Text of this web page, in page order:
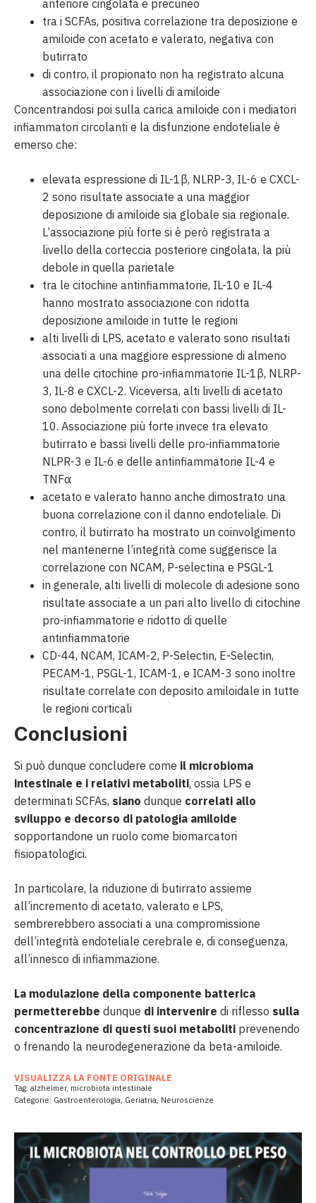
anteriore cingolata e precuneo
tra i SCFAs, positiva correlazione tra deposizione e
amiloide con acetato e valerato, negativa con
butirrato
di contro, il propionato non ha registrato alcuna
associazione con i livelli di amiloide
Concentrandosi poi sulla carica amiloide con i mediatori
infiammatori circolanti e la disfunzione endoteliale è
emerso che:
elevata espressione di IL-1β, NLRP-3, IL-6 e CXCL-
2 sono risultate associate a una maggior
deposizione di amiloide sia globale sia regionale.
L’associazione più forte si è però registrata a
livello della corteccia posteriore cingolata, la più
debole in quella parietale
tra le citochine antinfiammatorie, IL-10 e IL-4
hanno mostrato associazione con ridotta
deposizione amiloide in tutte le regioni
alti livelli di LPS, acetato e valerato sono risultati
associati a una maggiore espressione di almeno
una delle citochine pro-infiammatorie IL-1β, NLRP-
3, IL-8 e CXCL-2. Viceversa, alti livelli di acetato
sono debolmente correlati con bassi livelli di IL-
10. Associazione più forte invece tra elevato
butirrato e bassi livelli delle pro-infiammatorie
NLPR-3 e IL-6 e delle antinfiammatorie IL-4 e
TNFα
acetato e valerato hanno anche dimostrato una
buona correlazione con il danno endoteliale. Di
contro, il butirrato ha mostrato un coinvolgimento
nel mantenerne l’integrità come suggerisce la
correlazione con NCAM, P-selectina e PSGL-1
in generale, alti livelli di molecole di adesione sono
risultate associate a un pari alto livello di citochine
pro-infiammatorie e ridotto di quelle
antinfiammatorie
CD-44, NCAM, ICAM-2, P-Selectin, E-Selectin,
PECAM-1, PSGL-1, ICAM-1, e ICAM-3 sono inoltre
risultate correlate con deposito amiloidale in tutte
le regioni corticali
Conclusioni
Si può dunque concludere come il microbioma
intestinale e i relativi metaboliti, ossia LPS e
determinati SCFAs, siano dunque correlati allo
sviluppo e decorso di patologia amiloide
sopportandone un ruolo come biomarcatori
fisiopatologici.
In particolare, la riduzione di butirrato assieme
all’incremento di acetato, valerato e LPS,
sembrerebbero associati a una compromissione
dell’integrità endoteliale cerebrale e, di conseguenza,
all’innesco di infiammazione.
La modulazione della componente batterica
permetterebbe dunque di intervenire di riflesso sulla
concentrazione di questi suoi metaboliti prevenendo
o frenando la neurodegenerazione da beta-amiloide.
VISUALIZZA LA FONTE ORIGINALE
Tag: alzheimer, microbiota intestinale
Categorie: Gastroenterologia, Geriatria, Neuroscienze